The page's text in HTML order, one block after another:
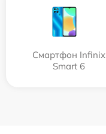
Смартфон Infinix
Smart 6